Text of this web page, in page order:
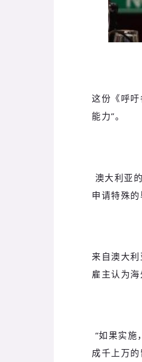
这份《呼
能力”。
澳大利亚
申请特殊
来自澳大
雇主认为海
“如果实施
成千上万